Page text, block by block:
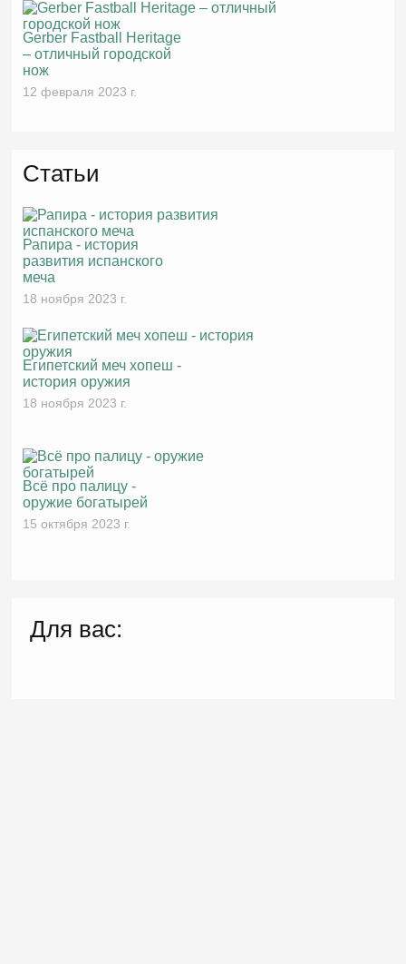
Gerber Fastball Heritage
– отличный городской
нож
12 февраля 2023 г.
Статьи
Рапира - история
развития испанского
меча
18 ноября 2023 г.
Египетский меч хопеш -
история оружия
18 ноября 2023 г.
Всё про палицу -
оружие богатырей
15 октября 2023 г.
Для вас: